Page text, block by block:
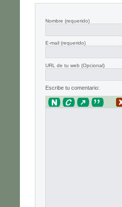
Nombre (requerido)
E-mail (requerido)
URL de tu web (Opcional)
Escribe tu comentario: